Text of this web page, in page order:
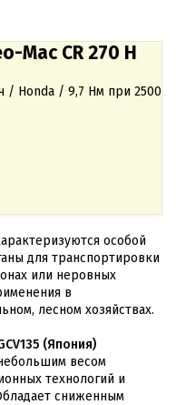
Mac CR 270 H
/ Honda / 9,7 Нм при 2500
особой
для транспортировки
или неровных
в
лесном хозяйствах.
(Япония)
весом
технологий и
сниженным